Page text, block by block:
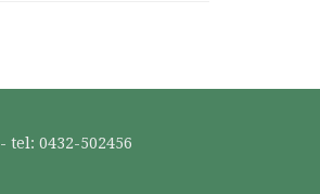
- tel: 0432-502456